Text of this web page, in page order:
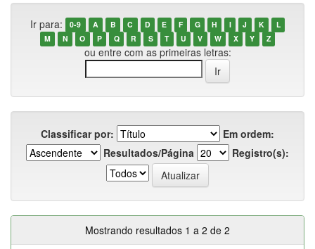
Ir para: 0-9 A B C D E F G H I J K
L
M
N O P Q R S T U V W X Y Z
ou entre com as primeiras letras:
Classificar por:
Em ordem:
Resultados/Página
Registro(s):
Mostrando resultados 1 a 2 de 2